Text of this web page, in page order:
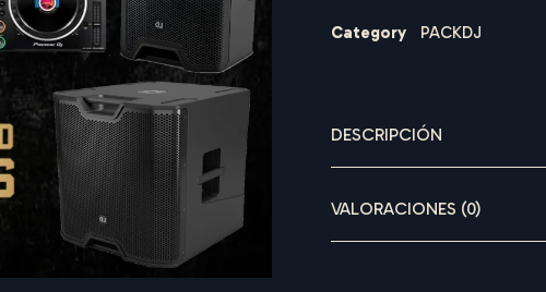
SOU N D R
Contraseña
Recuérdame
Category PACKDJ
DESCRIPCIÓN
VALORACIONES (0)